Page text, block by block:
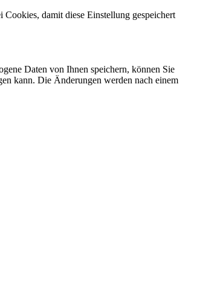
damit diese Einstellung gespeichert
Daten von Ihnen speichern, können Sie
kann. Die Änderungen werden nach einem